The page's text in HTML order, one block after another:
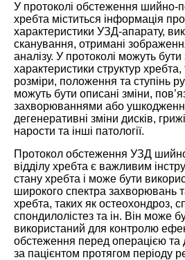
У протоколі обстеження шийно-
хребта міститься інформація про
характеристики УЗД-апарату,
сканування, отримані
аналізу. У протоколі можуть бути
характеристики структур
розміри, положення та ступінь
можуть бути описані зміни,
захворюваннями або
дегенеративні зміни дисків, грижі
нарости та інші патології.
Протокол обстеження УЗД
відділу хребта є важливим
стану хребта і може бути
широкого спектра захворювань
хребта, таких як остеохондроз,
спондилолістез та ін. Він може
використаний для контролю
обстеження перед операцією та
за пацієнтом протягом періоду